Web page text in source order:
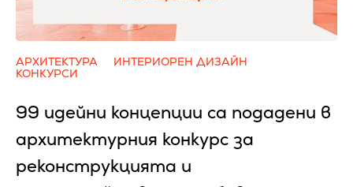
АРХИТЕКТУРА
ИНТЕРИОРЕН ДИЗАЙН
КОНКУРСИ
99 идейни концепции са подадени в
архитектурния конкурс за
реконструкцията и